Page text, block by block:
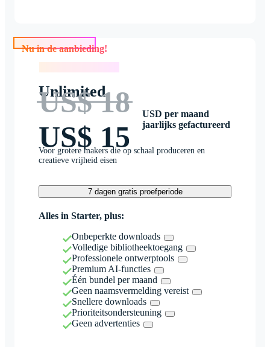
Nu in de aanbieding!
Unlimited
US$ 18
US$ 15
USD per maand
jaarlijks gefactureerd
Voor grotere makers die op schaal produceren en
creatieve vrijheid eisen
7 dagen gratis proefperiode
Alles in Starter, plus:
Onbeperkte downloads
Volledige bibliotheektoegang
Professionele ontwerptools
Premium AI-functies
Één bundel per maand
Geen naamsvermelding vereist
Snellere downloads
Prioriteitsondersteuning
Geen advertenties